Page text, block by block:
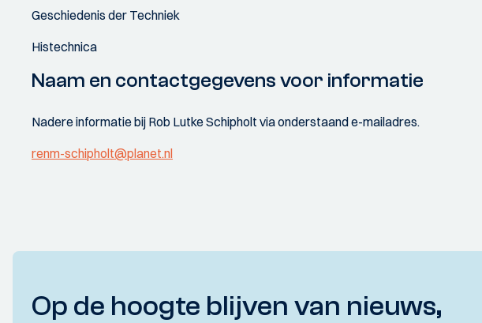
Geschiedenis der Techniek
Histechnica
Naam en contactgegevens voor informatie
Nadere informatie bij Rob Lutke Schipholt via onderstaand e-mailadres.
renm-schipholt@planet.nl
Op de hoogte blijven van nieuws,